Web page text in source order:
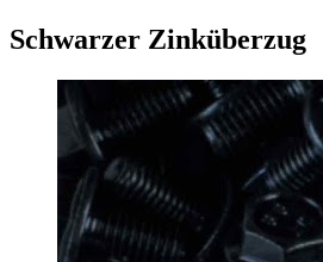
Schwarzer Zinküberzug